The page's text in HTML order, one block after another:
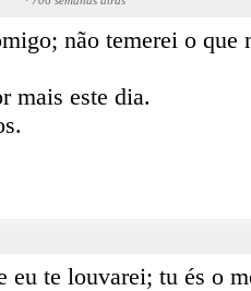
não temerei o que
mais este dia.
eu te louvarei; tu és o